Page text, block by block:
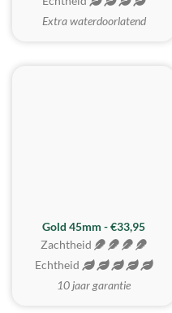
Extra waterdoorlatend
REALISTISCH
Gold 45mm - €33,95
Zachtheid
Echtheid
10 jaar garantie